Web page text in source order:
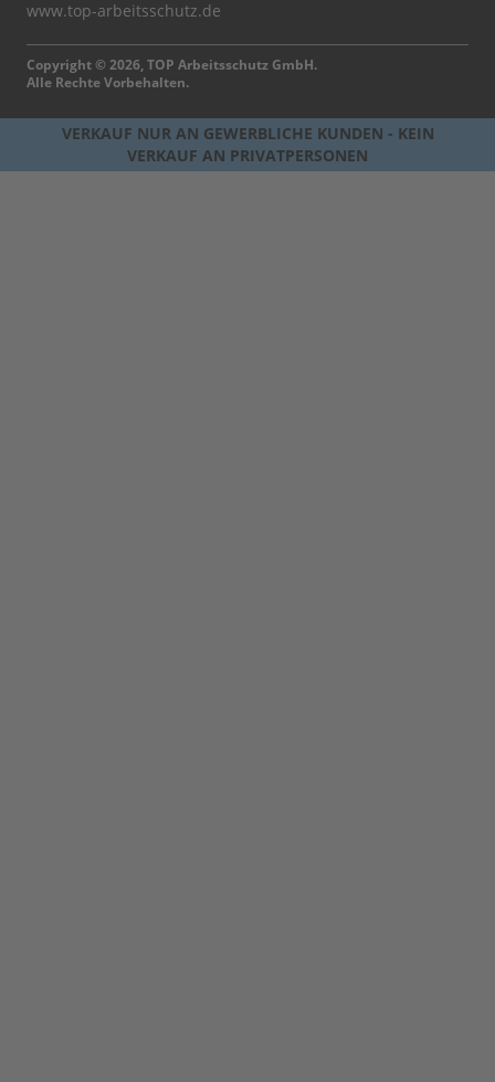
www.top-arbeitsschutz.de
Copyright © 2026, TOP Arbeitsschutz GmbH.
Alle Rechte Vorbehalten.
VERKAUF NUR AN GEWERBLICHE KUNDEN - KEIN
VERKAUF AN PRIVATPERSONEN